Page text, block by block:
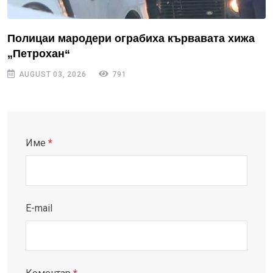
Полицаи мародери ограбиха кървавата хижа
„Петрохан“
AUGUST 03, 2026 791
Име *
E-mail